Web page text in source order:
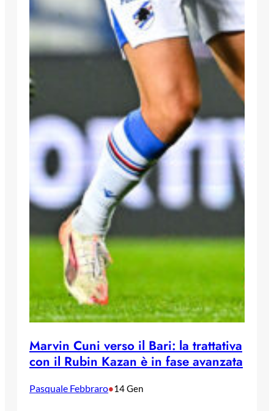
Marvin Cuni verso il Bari: la trattativa
con il Rubin Kazan è in fase avanzata
Pasquale Febbraro•14 Gen